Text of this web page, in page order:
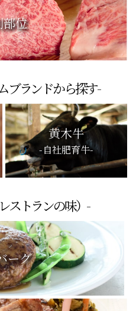
部位
ブランドから探す-
黄木牛
-自社肥育牛-
ストランの味）-
ーグ